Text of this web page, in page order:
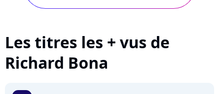
Les titres les + vus de
Richard Bona